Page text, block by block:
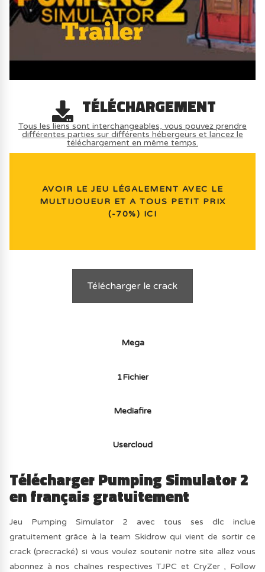
TÉLÉCHARGEMENT
Tous les liens sont interchangeables, vous pouvez prendre
différentes parties sur différents hébergeurs et lancez le
téléchargement en même temps.
AVOIR LE JEU LÉGALEMENT AVEC LE
MULTIJOUEUR ET A TOUS PETIT PRIX
(-70%) ICI
Télécharger le crack
Mega
1Fichier
Mediafire
Usercloud
Télécharger Pumping Simulator 2
en français gratuitement
Jeu Pumping Simulator 2 avec tous ses dlc inclue
gratuitement grâce à la team Skidrow qui vient de sortir ce
crack (precracké) si vous voulez soutenir notre site allez vous
abonnez à nos chaînes respectives TJPC et CryZer , Follow